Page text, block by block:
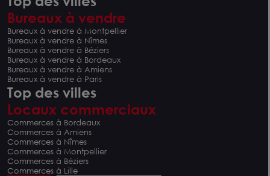
Bureaux à vendre
Bureaux à vendre à Montpellier
Bureaux à vendre à Nîmes
Bureaux à vendre à Béziers
Bureaux à vendre à Bordeaux
Bureaux à vendre à Amiens
Bureaux à vendre à Paris
Top des villes
Locaux commerciaux
Commerces à Bordeaux
Commerces à Amiens
Commerces à Nîmes
Commerces à Montpellier
Commerces à Béziers
Commerces à Lille